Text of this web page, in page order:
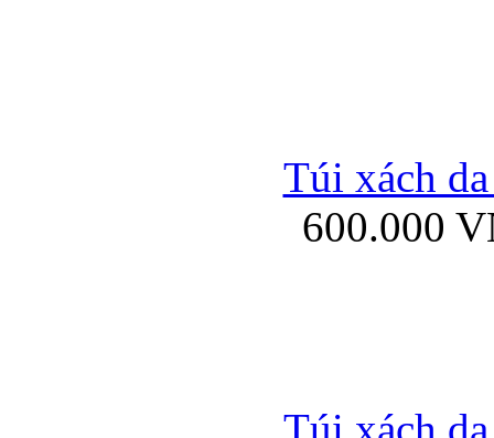
Ốp lưng
Túi xách
600.000